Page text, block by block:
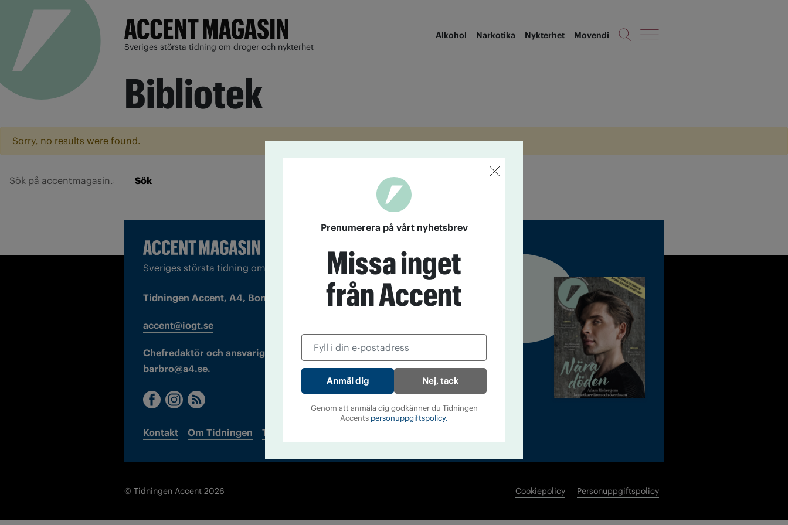
Sveriges största tidning om droger och nykterhet
Alkohol Narkotika Nykterhet Movendi
Bibliotek
Sorry, no results were found.
Sök
Sveriges största tidning om droger och nykterhet
Tidningen Accent, A4, Bondegatan 21, 116 33 Stockholm
accent@iogt.se
Chefredaktör och ansvarig utgivare: Barbro Janson Lundkvist,
barbro@a4.se.
Kontakt Om Tidningen Tidningsarkiv
© Tidningen Accent 2026 Cookiepolicy Personuppgiftspolicy
Prenumerera på vårt nyhetsbrev
Missa inget
från Accent
Nej, tack
Genom att anmäla dig godkänner du Tidningen
Accents personuppgiftspolicy.